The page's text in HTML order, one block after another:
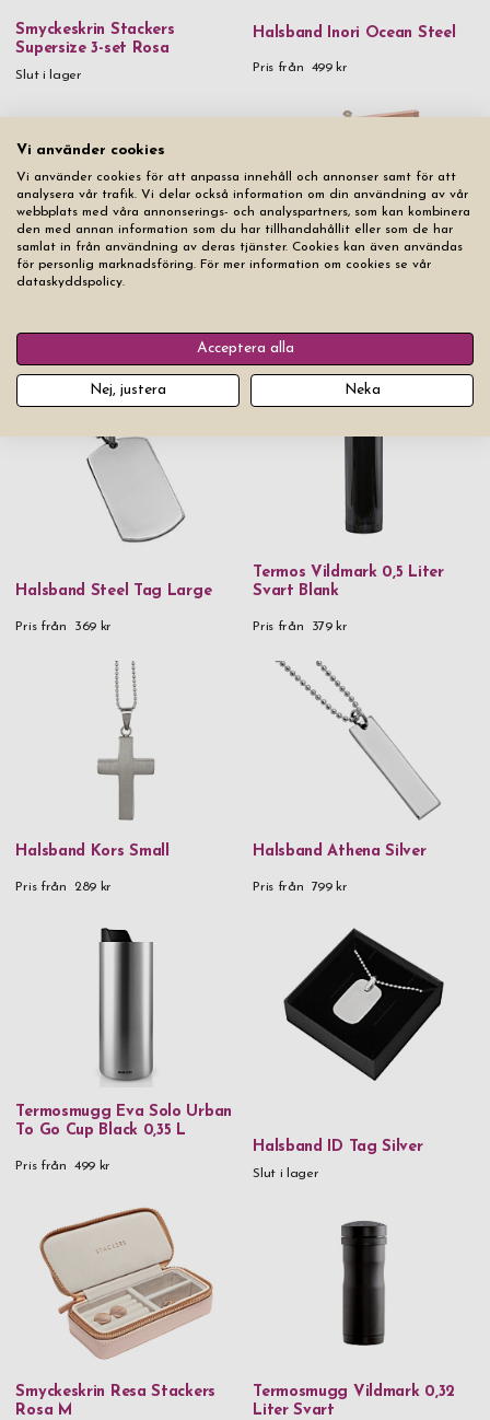
Smyckeskrin Stackers
Supersize 3-set Rosa
Slut i lager
Halsband Inori Ocean Steel
Pris från 499 kr
Slut i lager
Halsband Steel Tag Large
Pris från 369 kr
Termos Vildmark 0,5 Liter
Svart Blank
Pris från 379 kr
Halsband Kors Small
Pris från 289 kr
Halsband Athena Silver
Pris från 799 kr
Termosmugg Eva Solo Urban
To Go Cup Black 0,35 L
Pris från 499 kr
Halsband ID Tag Silver
Slut i lager
Smyckeskrin Resa Stackers
Rosa M
Termosmugg Vildmark 0,32
Liter Svart
Vi använder cookies
Vi använder cookies för att anpassa innehåll och annonser samt för att
analysera vår trafik. Vi delar också information om din användning av vår
webbplats med våra annonserings- och analyspartners, som kan kombinera
den med annan information som du har tillhandahållit eller som de har
samlat in från användning av deras tjänster. Cookies kan även användas
för personlig marknadsföring. För mer information om cookies se vår
dataskyddspolicy.
Acceptera alla
Nej, justera Neka